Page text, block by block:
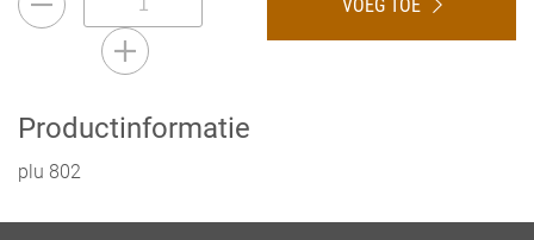
VOEG TOE
Productinformatie
plu 802